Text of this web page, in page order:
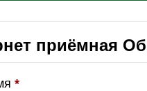
приёмная
*